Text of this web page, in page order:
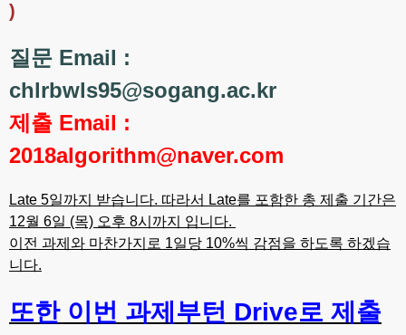
)
질문 Email :
chlrbwls95@sogang.ac.kr
제출 Email :
2018algorithm@naver.com
Late 5일까지 받습니다. 따라서 Late를 포함한 총 제출 기간은
12월 6일 (목) 오후 8시까지 입니다.
이전 과제와 마찬가지로 1일당 10%씩 감점을 하도록 하겠습
니다.
또한 이번 과제부턴 Drive로 제출